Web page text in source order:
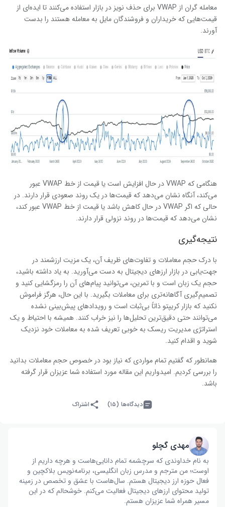
معامله گران از VWAP برای حذف نویز در بازار استفاده می‌کنند تا ایده‌ای از
قیمت‌هایی که خریداران و فروشندگان مایل به معامله هستند را بدست
آورند.
هنگامی که VWAP در حال افزایش است یا قیمت از خط VWAP عبور
می‌کند، آنگاه نشان می‌دهد که قیمت‌ها در یک روند صعودی قرار دارند. در
حالی که اگر VWAP در حال کاهش باشد یا قیمت از خط VWAP عبور کند،
نشان می‌دهد که قیمت‌ها در روند نزولی قرار دارند.
نتیجه‌گیری
با درک حجم معاملات و تفاوت‌های ظریف آن، یک مزیت ارزشمند در
جهت‌یابی در بازار ارزهای دیجیتال به دست می‌آورید. به یاد داشته باشید،
حجم یک زبان است و با تمرین، می‌توانید پیام‌های آن را رمزگشایی کنید و
تصمیم‌گیری آگاهانه‌تری برای معاملات بگیرید. با این حال، هرگز فراموش
نکنید که بازار کریپتو ذاتاً بی‌ثبات است و رویدادهای پیش‌بینی نشده
می‌توانند حتی دقیق‌ترین تحلیل‌ها را نیز خراب کنند. همیشه با احتیاط و یک
استراتژی مدیریت ریسک به خوبی تعریف شده به معاملات خود نزدیک
شوید و اقدام کنید.
همانطور که گفتیم تمام مواردی که نیاز بود در خصوص حجم معاملات بدانید
را بررسی کردیم. امیدواریم این مقاله مورد استفاده شما عزیزان قرار گرفته
باشد.
دیدگاه‌ها (۱۵) اشتراک
مهدی گچلو
به نام خداوندی که سرچشمه تمام دانایی‌هاست و هرچه داریم از
اوست؛ من مترجم و مدرس زبان انگلیسی، برنامه‌نویس بلاکچین و
فعال حوزه ارز دیجیتال هستم. سال‌هاست با عشق و تخصص در زمینه
تولید محتوای ارزهای دیجیتال فعالیت می‌کنم. خوشحالم که در این
مسیر همراه شما عزیزان هستم.